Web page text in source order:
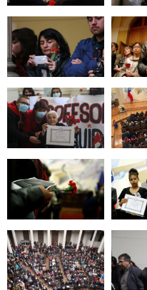
Zoom Zoom
Zoom Zoom
Zoom Zoom
Zoom